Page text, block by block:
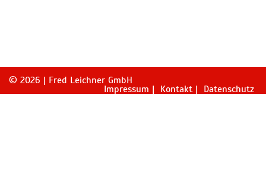
© 2026 | Fred Leichner GmbH
Impressum Kontakt Datenschutz